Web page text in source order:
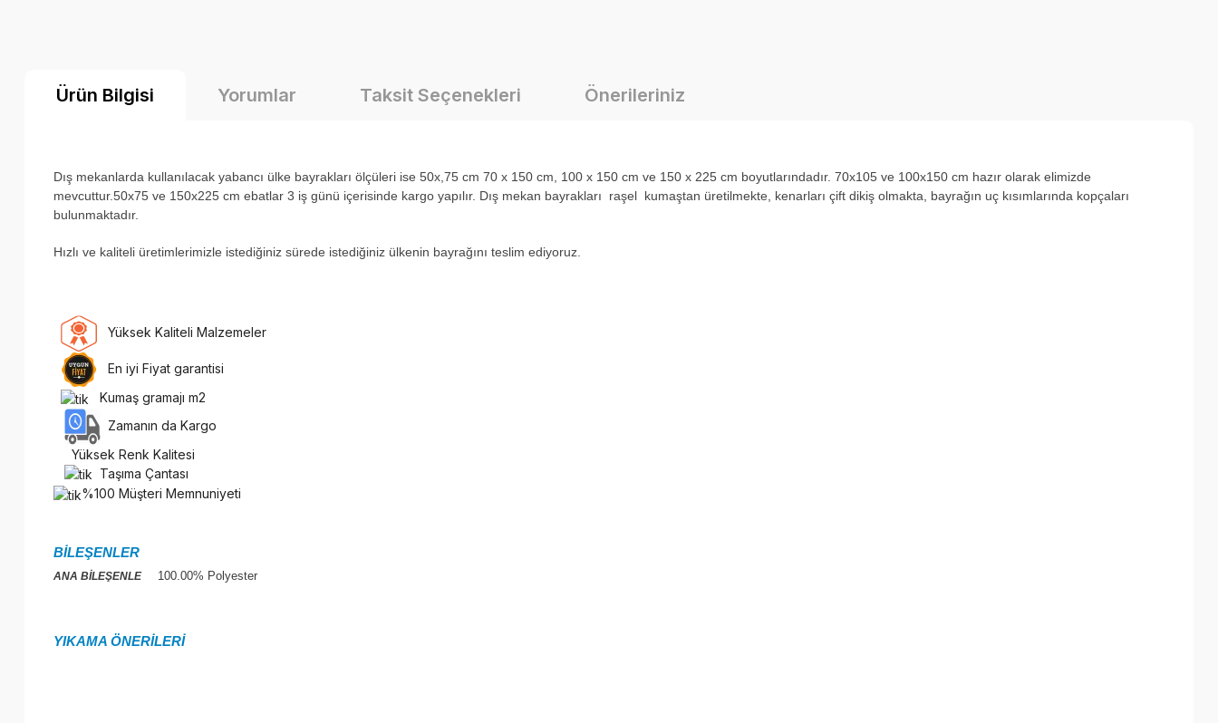
Ürün Bilgisi Yorumlar Taksit Seçenekleri Önerileriniz
Dış mekanlarda kullanılacak yabancı ülke bayrakları ölçüleri ise 50x,75 cm 70 x 150 cm, 100 x 150 cm ve 150 x 225 cm boyutlarındadır. 70x105 ve 100x150 cm hazır olarak elimizde
mevcuttur.50x75 ve 150x225 cm ebatlar 3 iş günü içerisinde kargo yapılır. Dış mekan bayrakları raşel kumaştan üretilmekte, kenarları çift dikiş olmakta, bayrağın uç kısımlarında kopçaları
bulunmaktadır.
Hızlı ve kaliteli üretimlerimizle istediğiniz sürede istediğiniz ülkenin bayrağını teslim ediyoruz.
Yüksek Kaliteli Malzemeler
En iyi Fiyat garantisi
Kumaş gramajı m2
Zamanın da Kargo
Yüksek Renk Kalitesi
Taşıma Çantası
%100 Müşteri Memnuniyeti
BİLEŞENLER
ANA BİLEŞENLE 100.00% Polyester
YIKAMA ÖNERİLERİ